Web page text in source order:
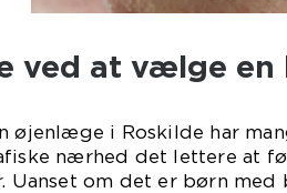
ved at vælge
øjenlæge i Roskilde har
nærhed det lettere at
Uanset om det er børn